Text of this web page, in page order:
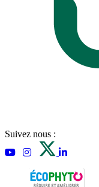
Suivez nous :